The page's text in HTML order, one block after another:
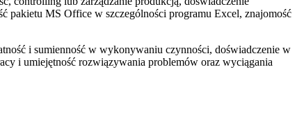
pakietu MS Office w szczególności programu Excel, znajomość
i sumienność w wykonywaniu czynności, doświadczenie w
i umiejętność rozwiązywania problemów oraz wyciągania